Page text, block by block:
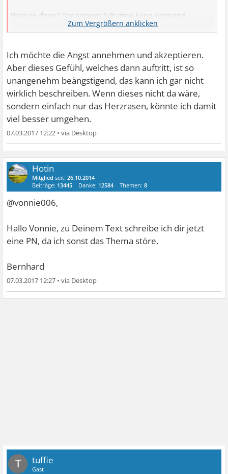
Warum denn? Vor seinem Schatten kann niemand
weglaufen. Vor seinen Gefühlen auch nicht.
seine Gefühle völlig anders bewerten.
Dazu muss man aber beweglich sein und wo es
erforderlich ist, seinen Blickwinkel verändern.
Viele Grüße
Bernhard
Ich möchte die Angst annehmen und akzeptieren.
Aber dieses Gefühl, welches dann auftritt, ist so
unangenehm beängstigend, das kann ich gar nicht
wirklich beschreiben. Wenn dieses nicht da wäre,
sondern einfach nur das Herzrasen, könnte ich damit
viel besser umgehen.
07.03.2017 12:22 •
Hotin
Mitglied seit:26.10.2014
Beiträge: 13445 Danke: 12584 Themen:8
@vonnie006,
Hallo Vonnie, zu Deinem Text schreibe ich dir jetzt
eine PN, da ich sonst das Thema störe.
Bernhard
07.03.2017 12:27 •
T tuffie
Gast